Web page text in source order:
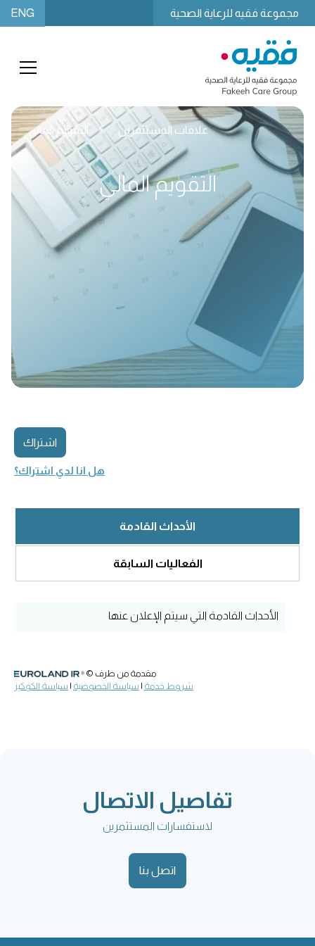
مجموعة فقيه للرعاية الصحية ENG
علاقات المستثمرين التقويم المالي
التقويم المالي
تفاصيل الاتصال
لاستفسارات المستثمرين
اتصل بنا